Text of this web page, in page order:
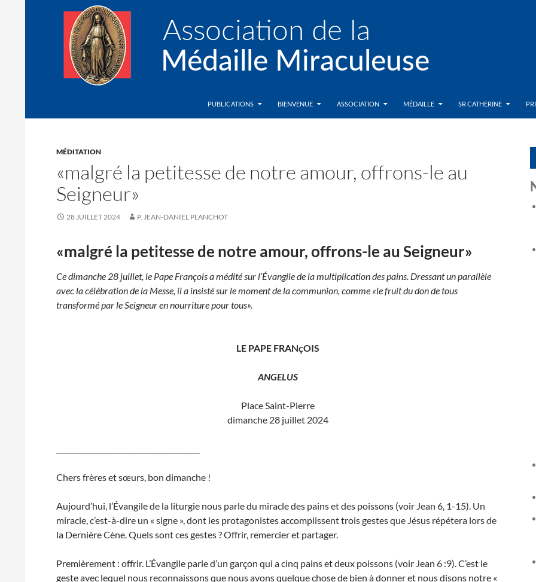
Association de la Médaille MiraculeusePUBLICATIONS BIENVENUE ASSOCIATION MÉDAILLE SR CATHERINE
MÉDITATION
«malgré la petitesse de notre amour, offrons-le au
Seigneur»
28 JUILLET 2024 P. JEAN-DANIEL PLANCHOT
«malgré la petitesse de notre amour, offrons-le au Seigneur»
Ce dimanche 28 juillet, le Pape François a médité sur l’Évangile de la multiplication des pains. Dressant un parallèle
avec la célébration de la Messe, il a insisté sur le moment de la communion, comme «le fruit du don de tous
transformé par le Seigneur en nourriture pour tous».
LE PAPE FRANçOIS
ANGELUS
Place Saint-Pierre
dimanche 28 juillet 2024
Chers frères et sœurs, bon dimanche !
Aujourd’hui, l’Évangile de la liturgie nous parle du miracle des pains et des poissons (voir Jean 6, 1-15). Un
miracle, c’est-à-dire un « signe », dont les protagonistes accomplissent trois gestes que Jésus répétera lors de
la Dernière Cène. Quels sont ces gestes ? Offrir, remercier et partager.
Premièrement : offrir. L’Évangile parle d’un garçon qui a cinq pains et deux poissons (voir Jean 6 :9). C’est le
geste avec lequel nous reconnaissons que nous avons quelque chose de bien à donner et nous disons notre «